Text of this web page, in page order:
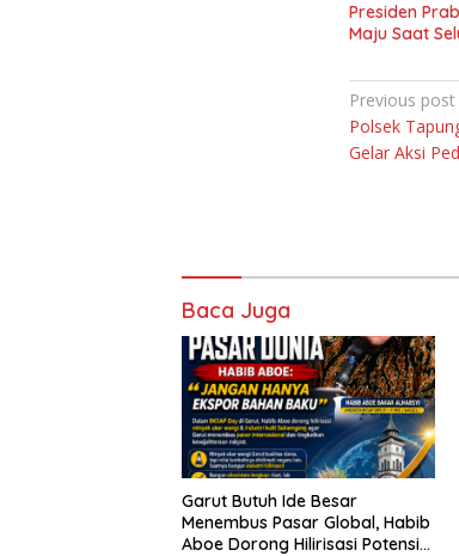
Presiden
Maju Saat
Navigasi
pos
Previous post
Polsek
Gelar Aksi
Baca Juga
Garut Butuh Ide Besar
Menembus Pasar Global, Habib
Aboe Dorong Hilirisasi Potensi